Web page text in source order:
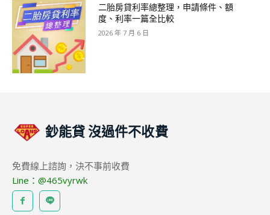
二胎房貸利率總整理，申請條件、額
度、利率一篇全比較
2026 年 7 月 6 日
鈔能貸沒過件不收費
免費線上諮詢，決不事前收費
Line：@465vyrwk